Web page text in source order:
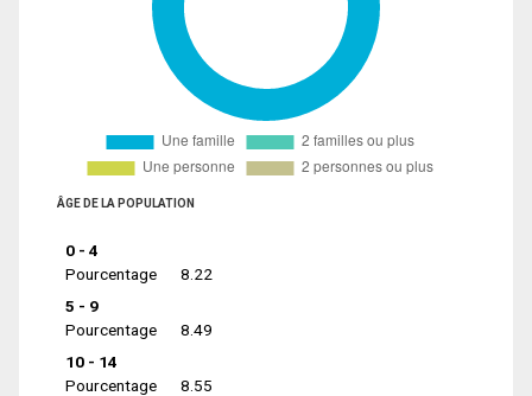
ÂGE DE LA POPULATION
0 - 4
Pourcentage
8.22
5 - 9
Pourcentage
8.49
10 - 14
Pourcentage
8.55